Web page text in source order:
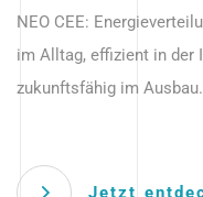
NEO CEE:
im Alltag, effizient in der
zukunftsfähig im Ausbau.
Jetzt
Anwendungen – robust,
zukunftsfähig.